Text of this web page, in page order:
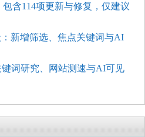
包含114项更新与修复，仅建议
：新增筛选、焦点关键词与AI
词研究、网站测速与AI可见